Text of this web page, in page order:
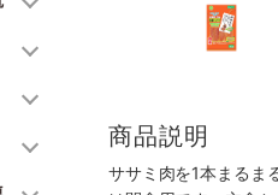
商品説明
ササミ肉を1本まるま